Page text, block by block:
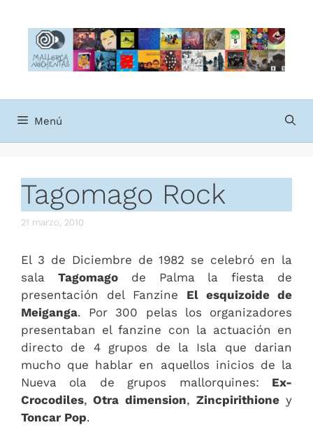
contenido
Menú
Tagomago Rock
21 marzo, 2010
El 3 de Diciembre de 1982 se celebró en la
sala Tagomagode Palma la fiesta de
presentación del Fanzine El esquizoide de
Meiganga. Por 300 pelas los organizadores
presentaban el fanzine con la actuación en
directo de 4 grupos de la Isla que darian
mucho que hablar en aquellos inicios de la
Nueva ola de grupos mallorquines: Ex-
Crocodiles, Otra dimension, Zincpirithioney
Toncar Pop.